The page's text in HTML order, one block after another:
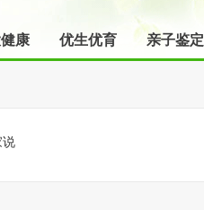
康 优生优育 亲子鉴定
说